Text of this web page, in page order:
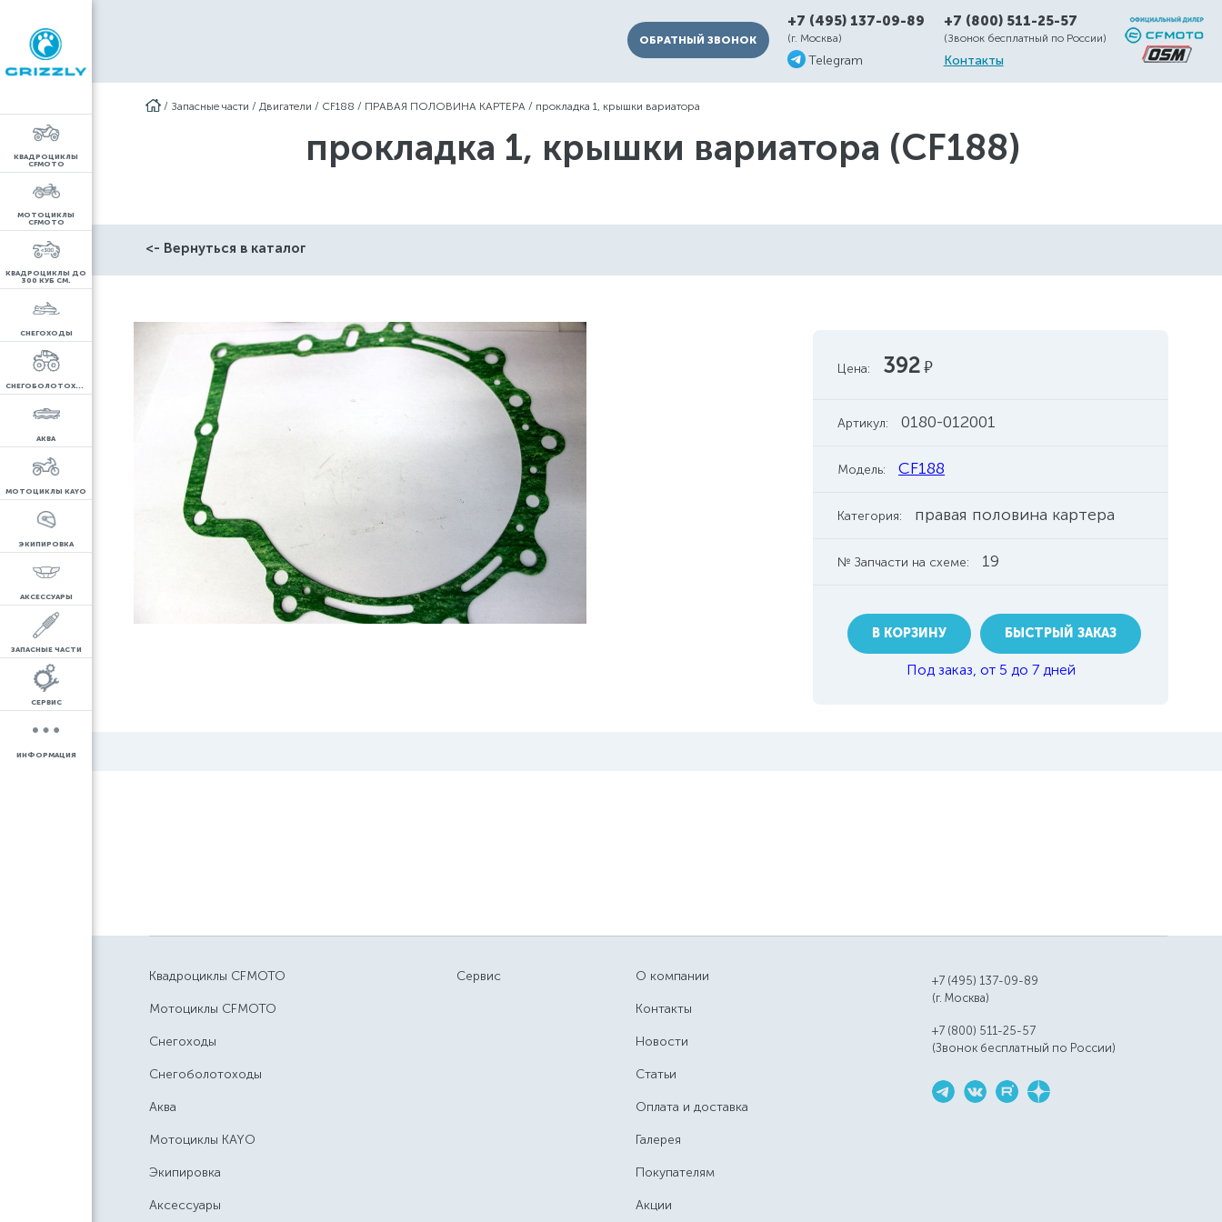
КВАДРОЦИКЛЫ
CFMOTO
МОТОЦИКЛЫ
CFMOTO
КВАДРОЦИКЛЫ ДО
300 КУБ СМ.
СНЕГОХОДЫ
СНЕГОБОЛОТОХОДЫ
АКВА
МОТОЦИКЛЫ KAYO
ЭКИПИРОВКА
АКСЕССУАРЫ
ЗАПАСНЫЕ ЧАСТИ
СЕРВИС
ИНФОРМАЦИЯ
ОБРАТНЫЙ ЗВОНОК
+7 (495) 137-09-89
(г. Москва)
Telegram
+7 (800) 511-25-57
(Звонок бесплатный по России)
Контакты
/ Запасные части / Двигатели / CF188 / ПРАВАЯ ПОЛОВИНА КАРТЕРА / прокладка 1, крышки вариатора
прокладка 1, крышки вариатора (CF188)
<- Вернуться в каталог
Цена: 392руб.
Артикул: 0180-012001
Модель: CF188
Категория: правая половина картера
№ Запчасти на схеме: 19
В КОРЗИНУ БЫСТРЫЙ ЗАКАЗ
Под заказ, от 5 до 7 дней
Квадроциклы CFMOTO
Мотоциклы CFMOTO
Снегоходы
Снегоболотоходы
Аква
Мотоциклы KAYO
Экипировка
Аксессуары
Сервис О компании
Контакты
Новости
Статьи
Оплата и доставка
Галерея
Покупателям
Акции
+7 (495) 137-09-89
(г. Москва)
+7 (800) 511-25-57
(Звонок бесплатный по России)